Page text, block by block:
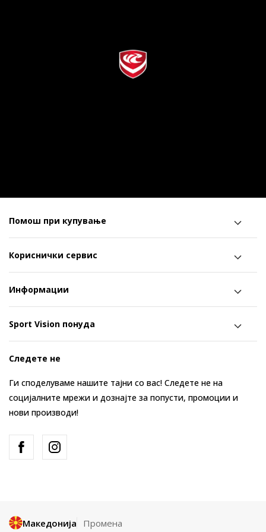
Помош при купување
Кориснички сервис
Информации
Sport Vision понуда
Следете не
Ги споделуваме нашите тајни со вас! Следете не на
социјалните мрежи и дознајте за попусти, промоции и
нови производи!
Македонија Промена